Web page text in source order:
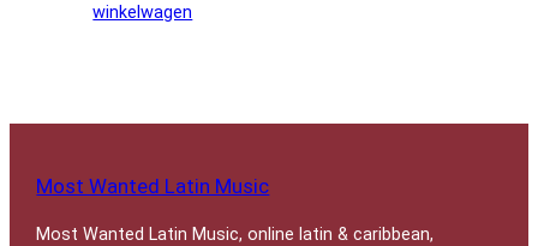
winkelwagen
Most Wanted Latin Music
Most Wanted Latin Music, online latin & caribbean,